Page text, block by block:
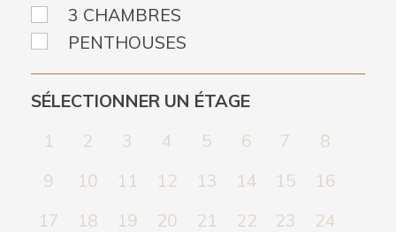
AIRES COMMUNES
PENTHOUSES
PLANS
VISITES VIRTUELLES
GALERIE
3 CHAMBRES
PENTHOUSES
SÉLECTIONNER UN ÉTAGE
1
2 3 4 5 6 7
8
9
10 11 12 13 14 15
16
17
18 19 20 21 22 23
24